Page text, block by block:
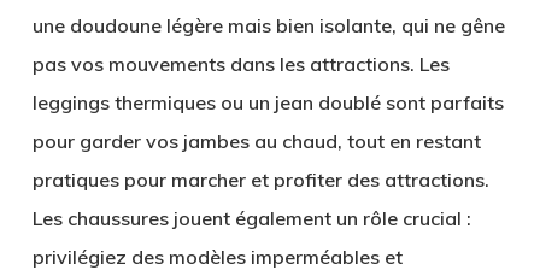
une doudoune légère mais bien isolante, qui ne gêne
pas vos mouvements dans les attractions. Les
leggings thermiques ou un jean doublé sont parfaits
pour garder vos jambes au chaud, tout en restant
pratiques pour marcher et profiter des attractions.
Les chaussures jouent également un rôle crucial :
privilégiez des modèles imperméables et